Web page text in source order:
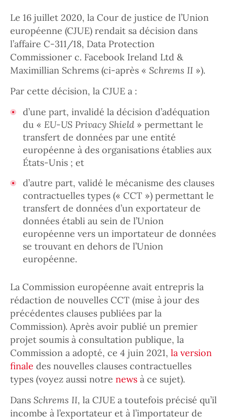
Le 16 juillet 2020, la Cour de justice de l’Union
européenne (CJUE) rendait sa décision dans
l’affaire C-311/18, Data Protection
Commissioner c. Facebook Ireland Ltd &
Maximillian Schrems (ci-après « Schrems II »).
Par cette décision, la CJUE a :
d’une part, invalidé la décision d’adéquation
du « EU-US Privacy Shield » permettant le
transfert de données par une entité
européenne à des organisations établies aux
États-Unis ; et
d’autre part, validé le mécanisme des clauses
contractuelles types (« CCT ») permettant le
transfert de données d’un exportateur de
données établi au sein de l’Union
européenne vers un importateur de données
se trouvant en dehors de l’Union
européenne.
La Commission européenne avait entrepris la
rédaction de nouvelles CCT (mise à jour des
précédentes clauses publiées par la
Commission). Après avoir publié un premier
projet soumis à consultation publique, la
Commission a adopté, ce 4 juin 2021, la version
finale des nouvelles clauses contractuelles
types (voyez aussi notre news à ce sujet).
Dans Schrems II, la CJUE a toutefois précisé qu’il
incombe à l’exportateur et à l’importateur de